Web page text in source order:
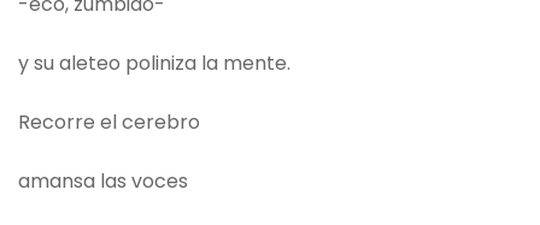
y su aleteo poliniza la mente.
Recorre el cerebro
amansa las voces